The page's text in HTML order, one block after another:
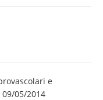
e
09/05/2014